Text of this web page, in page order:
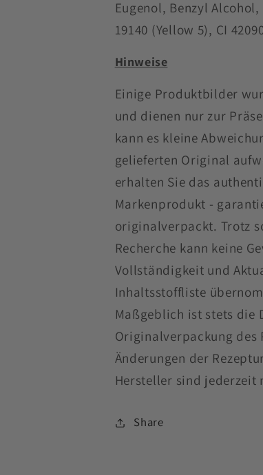
Eugenol, Benzyl Alcohol,
19140 (Yellow 5), CI
Hinweise
Einige Produktbilder
und dienen nur zur
kann es kleine
gelieferten Original
erhalten Sie das
Markenprodukt -
originalverpackt. Trotz
Recherche kann keine
Vollständigkeit und
Inhaltsstoffliste
Maßgeblich ist stets die
Originalverpackung des
Änderungen der
Hersteller sind jederzeit
Share